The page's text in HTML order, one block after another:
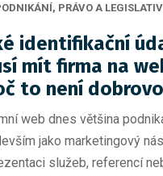
, PRÁVO A
identifikační
mít firma na
to není
web dnes většina
jako marketingový
služeb, referencí